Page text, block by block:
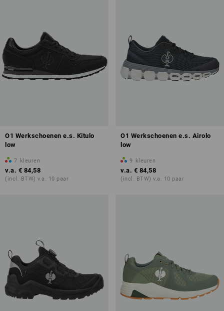
ontdek meer over beroepsschoenen
O1 Werkschoenen e.s. Kitulo
low
7 kleuren
v.a. € 84,58
(incl. BTW) v.a. 10 paar
O1 Werkschoenen e.s. Airolo
low
9 kleuren
v.a. € 84,58
(incl. BTW) v.a. 10 paar